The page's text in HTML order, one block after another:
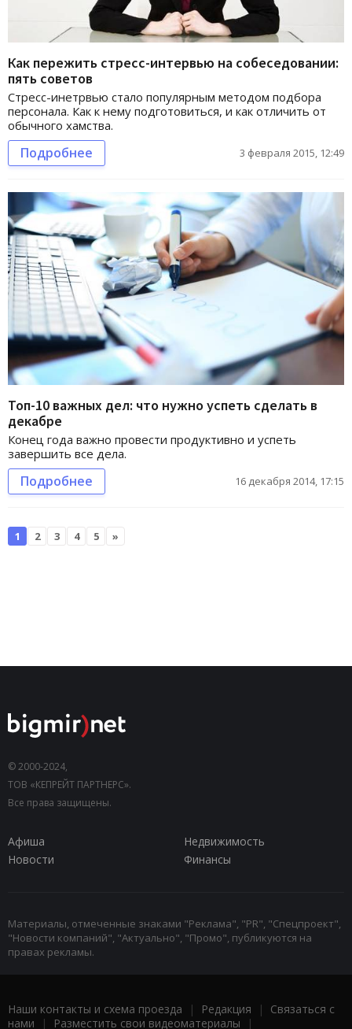
Как пережить стресс-интервью на собеседовании:
пять советов
Стресс-инетрвью стало популярным методом подбора
персонала. Как к нему подготовиться, и как отличить от
обычного хамства.
Подробнее 3 февраля 2015, 12:49
Топ-10 важных дел: что нужно успеть сделать в
декабре
Конец года важно провести продуктивно и успеть
завершить все дела.
Подробнее 16 декабря 2014, 17:15
1 2 3 4 5 »
© 2000-2024,
ТОВ «КЕПРЕЙТ ПАРТНЕРС».
Все права защищены.
Афиша
Недвижимость
Новости
Финансы
Материалы, отмеченные знаками "Реклама", "PR", "Спецпроект",
"Новости компаний", "Актуально", "Промо", публикуются на
правах рекламы.
Наши контакты и схема проезда | Редакция | Связаться с
нами | Разместить свои видеоматериалы |